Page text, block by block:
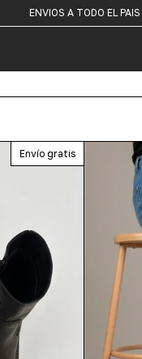
3 CUOTAS SIN INTERÉS
Envío gratis